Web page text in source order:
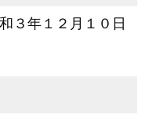
３年１２月１０日